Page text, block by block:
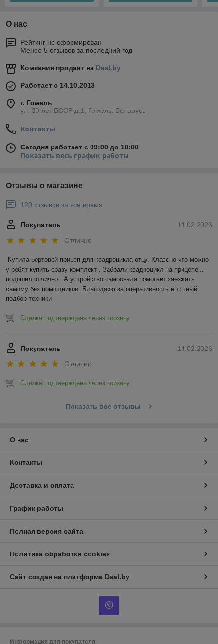
О нас
Рейтинг не сформирован
Менее 5 отзывов за последний год
Компания продает на Deal.by
Работает с 14.10.2013
г. Гомель
ул. 30 лет БССР д.1, Гомель, Беларусь
Контакты
Сегодня работает с 09:00 до 18:00
Показать весь график работы
Отзывы о магазине
120 отзывов за всё время
14.02.2026
Покупатель
Отлично
Купила бортовой прицеп для квадроцикла отцу. Классно что можно
у ребят купить сразу комплект . Забрали квадроцикл на прицепе ..
подошел отлично.  А устройство самосвала помогает заезжать
самому без помощников. Благодарю за оперативность и точный
подбор техники
Сделка подтверждена через корзину
14.02.2026
Покупатель
Отлично
Сделка подтверждена через корзину
Показать все отзывы
О нас
Контакты
Доставка и оплата
График работы
Полная версия сайта
Политика обработки cookies
Сайт создан на платформе Deal.by
Информация для покупателя